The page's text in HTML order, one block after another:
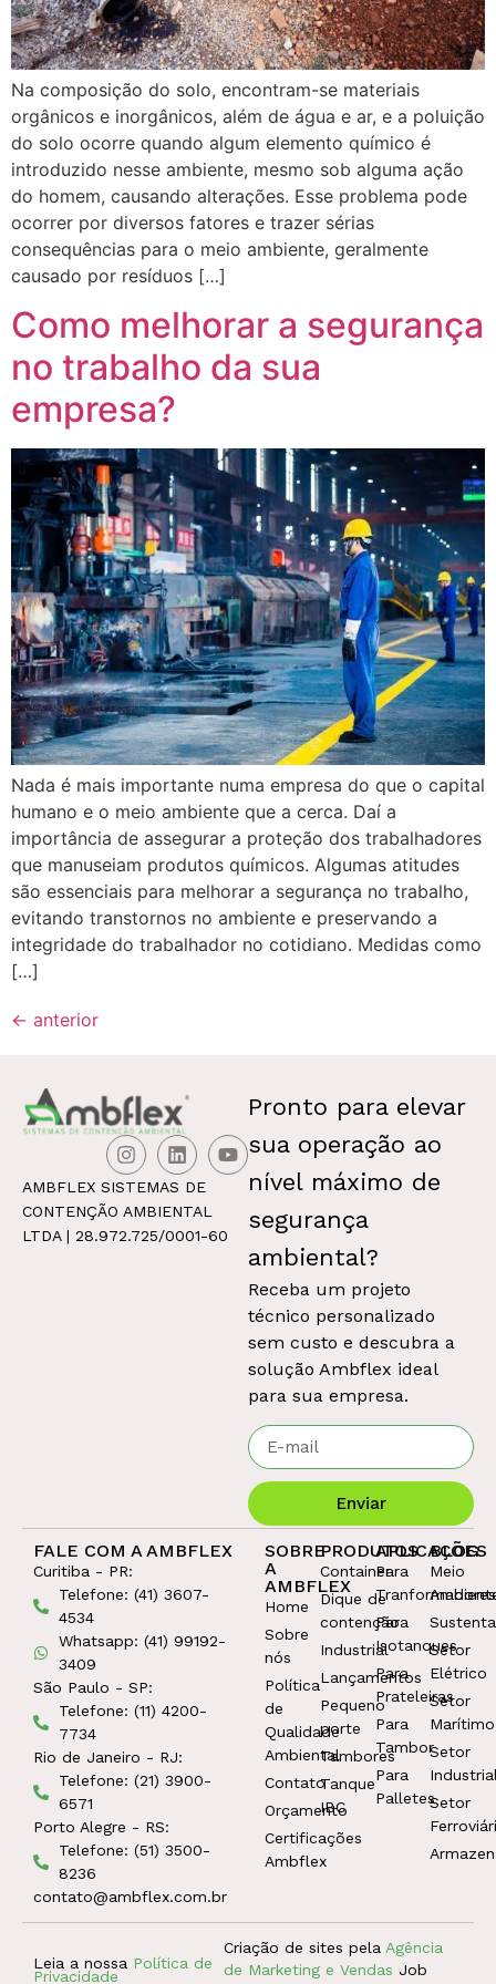
Na composição do solo, encontram-se materiais
orgânicos e inorgânicos, além de água e ar, e a poluição
do solo ocorre quando algum elemento químico é
introduzido nesse ambiente, mesmo sob alguma ação
do homem, causando alterações. Esse problema pode
ocorrer por diversos fatores e trazer sérias
consequências para o meio ambiente, geralmente
causado por resíduos […]
Como melhorar a segurança
no trabalho da sua
empresa?
Nada é mais importante numa empresa do que o capital
humano e o meio ambiente que a cerca. Daí a
importância de assegurar a proteção dos trabalhadores
que manuseiam produtos químicos. Algumas atitudes
são essenciais para melhorar a segurança no trabalho,
evitando transtornos no ambiente e preservando a
integridade do trabalhador no cotidiano. Medidas como
[…]
← anterior
Pronto para elevar
sua operação ao
nível máximo de
segurança
ambiental?
Receba um projeto
técnico personalizado
sem custo e descubra a
solução Ambflex ideal
para sua empresa.
Enviar
AMBFLEX SISTEMAS DE
CONTENÇÃO AMBIENTAL
LTDA | 28.972.725/0001-60
FALE COM A AMBFLEX
Curitiba - PR:
Telefone: (41) 3607-
4534
Whatsapp: (41) 99192-
3409
São Paulo - SP:
Telefone: (11) 4200-
7734
Rio de Janeiro - RJ:
Telefone: (21) 3900-
6571
Porto Alegre - RS:
Telefone: (51) 3500-
8236
contato@ambflex.com.br
SOBRE
A
AMBFLEX
Home
Sobre
nós
Política
de
Qualidade
Ambiental
Contato
Orçamento
Certificações
Ambflex
PRODUTOS
Container
Dique de
contenção
Industrial
Lançamentos
Pequeno
porte
Tambores
Tanque
IBC
APLICAÇÕES
Para
Tranformadores
Para
Isotanques
Para
Prateleiras
Para
Tambor
Para
Palletes
BLOG
Meio
Setor
Elétrico
Setor
Marítimo
Setor
Setor
Leia a nossa Política de
Privacidade
Criação de sites pela Agência
de Marketing e Vendas Job